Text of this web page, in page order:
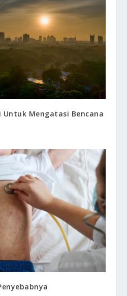
Mengatasi Bencana